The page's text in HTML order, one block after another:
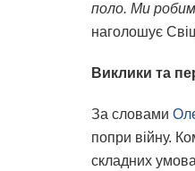
поло. Ми
наголошує
Виклики та
За словами
попри війну.
складних